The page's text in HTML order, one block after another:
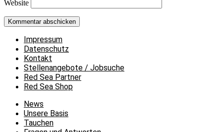
Website
Impressum
Datenschutz
Kontakt
Stellenangebote / Jobsuche
Red Sea Partner
Red Sea Shop
News
Unsere Basis
Tauchen